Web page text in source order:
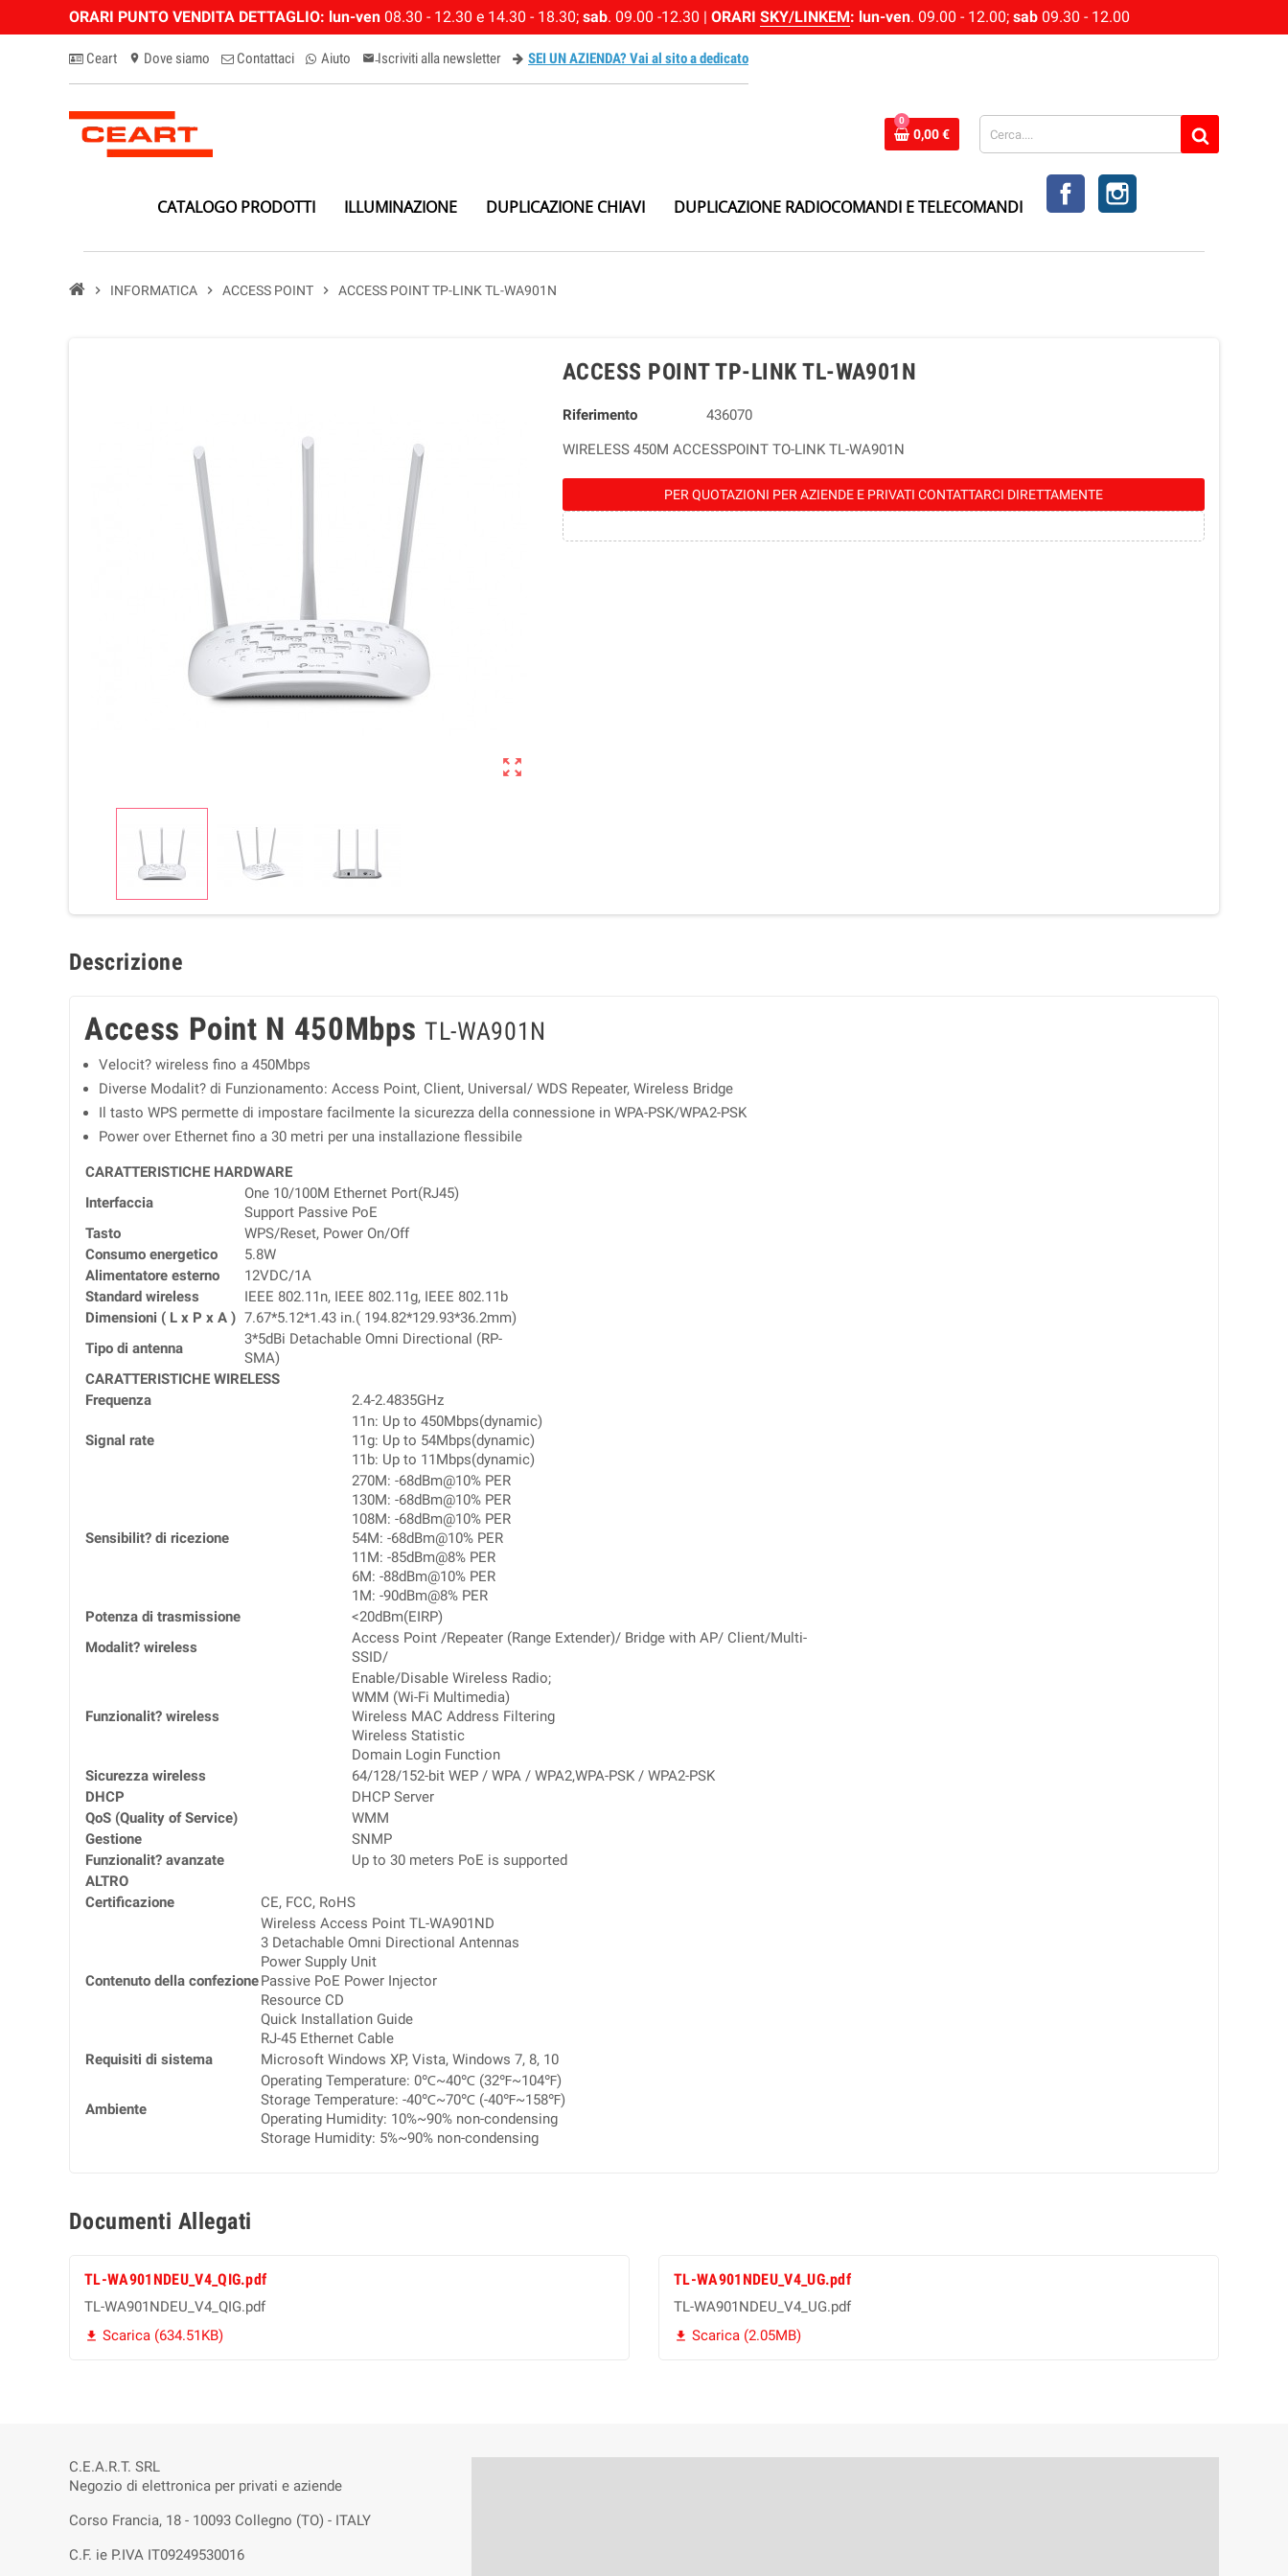
ORARI PUNTO VENDITA DETTAGLIO: lun-ven 08.30 - 12.30 e 14.30 - 18.30; sab. 09.00 -12.30 | ORARI SKY/LINKEM: lun-ven. 09.00 - 12.00; sab 09.30 - 12.00
Ceart location_on Dove siamo Contattaci Aiuto email-newsletter
Iscriviti alla newsletter SEI UN AZIENDA? Vai al sito a dedicato
0
0,00 €
CATALOGO PRODOTTI ILLUMINAZIONE DUPLICAZIONE CHIAVI DUPLICAZIONE RADIOCOMANDI E TELECOMANDI
FACEBOOKINSTAGRAM
chevron_right INFORMATICA chevron_right ACCESS POINT chevron_right ACCESS POINT TP-LINK TL-WA901N
zoom_out_map
ACCESS POINT TP-LINK TL-WA901N
Riferimento
436070
WIRELESS 450M ACCESSPOINT TO-LINK TL-WA901N
PER QUOTAZIONI PER AZIENDE E PRIVATI CONTATTARCI DIRETTAMENTE
Descrizione
Access Point N 450Mbps TL-WA901N
Velocit? wireless fino a 450Mbps
Diverse Modalit? di Funzionamento: Access Point, Client, Universal/ WDS Repeater, Wireless Bridge
Il tasto WPS permette di impostare facilmente la sicurezza della connessione in WPA-PSK/WPA2-PSK
Power over Ethernet fino a 30 metri per una installazione flessibile
CARATTERISTICHE HARDWARE
Interfaccia
One 10/100M Ethernet Port(RJ45)
Support Passive PoE
Tasto
WPS/Reset, Power On/Off
Consumo energetico
5.8W
Alimentatore esterno
12VDC/1A
Standard wireless
IEEE 802.11n, IEEE 802.11g, IEEE 802.11b
Dimensioni ( L x P x A ) 7.67*5.12*1.43 in.( 194.82*129.93*36.2mm)
Tipo di antenna
3*5dBi Detachable Omni Directional (RP-
SMA)
CARATTERISTICHE WIRELESS
Frequenza
2.4-2.4835GHz
Signal rate
11n: Up to 450Mbps(dynamic)
11g: Up to 54Mbps(dynamic)
11b: Up to 11Mbps(dynamic)
Sensibilit? di ricezione
270M: -68dBm@10% PER
130M: -68dBm@10% PER
108M: -68dBm@10% PER
54M: -68dBm@10% PER
11M: -85dBm@8% PER
6M: -88dBm@10% PER
1M: -90dBm@8% PER
Potenza di trasmissione
<20dBm(EIRP)
Modalit? wireless
Access Point /Repeater (Range Extender)/ Bridge with AP/ Client/Multi-
SSID/
Funzionalit? wireless
Enable/Disable Wireless Radio;
WMM (Wi-Fi Multimedia)
Wireless MAC Address Filtering
Wireless Statistic
Domain Login Function
Sicurezza wireless
64/128/152-bit WEP / WPA / WPA2,WPA-PSK / WPA2-PSK
DHCP
DHCP Server
QoS (Quality of Service)
WMM
Gestione
SNMP
Funzionalit? avanzate
Up to 30 meters PoE is supported
ALTRO
Certificazione
CE, FCC, RoHS
Contenuto della confezione
Wireless Access Point TL-WA901ND
3 Detachable Omni Directional Antennas
Power Supply Unit
Passive PoE Power Injector
Resource CD
Quick Installation Guide
RJ-45 Ethernet Cable
Requisiti di sistema
Microsoft Windows XP, Vista, Windows 7, 8, 10
Ambiente
Operating Temperature: 0℃~40℃ (32℉~104℉)
Storage Temperature: -40℃~70℃ (-40℉~158℉)
Operating Humidity: 10%~90% non-condensing
Storage Humidity: 5%~90% non-condensing
Documenti Allegati
TL-WA901NDEU_V4_QIG.pdf
TL-WA901NDEU_V4_QIG.pdf
 Scarica (634.51KB)
TL-WA901NDEU_V4_UG.pdf
TL-WA901NDEU_V4_UG.pdf
 Scarica (2.05MB)
C.E.A.R.T. SRL
Negozio di elettronica per privati e aziende
Corso Francia, 18 - 10093 Collegno (TO) - ITALY
C.F. ie P.IVA IT09249530016